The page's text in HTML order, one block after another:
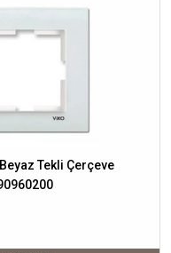
Tekli Çerçeve